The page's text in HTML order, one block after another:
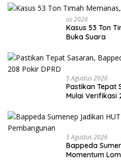
Us 2026
Kasus 53 Ton
Buka Suara
5 Agustus 2026
Pastikan Tepat
Mulai Verifikasi
5 Agustus 2026
Bappeda
Momentum